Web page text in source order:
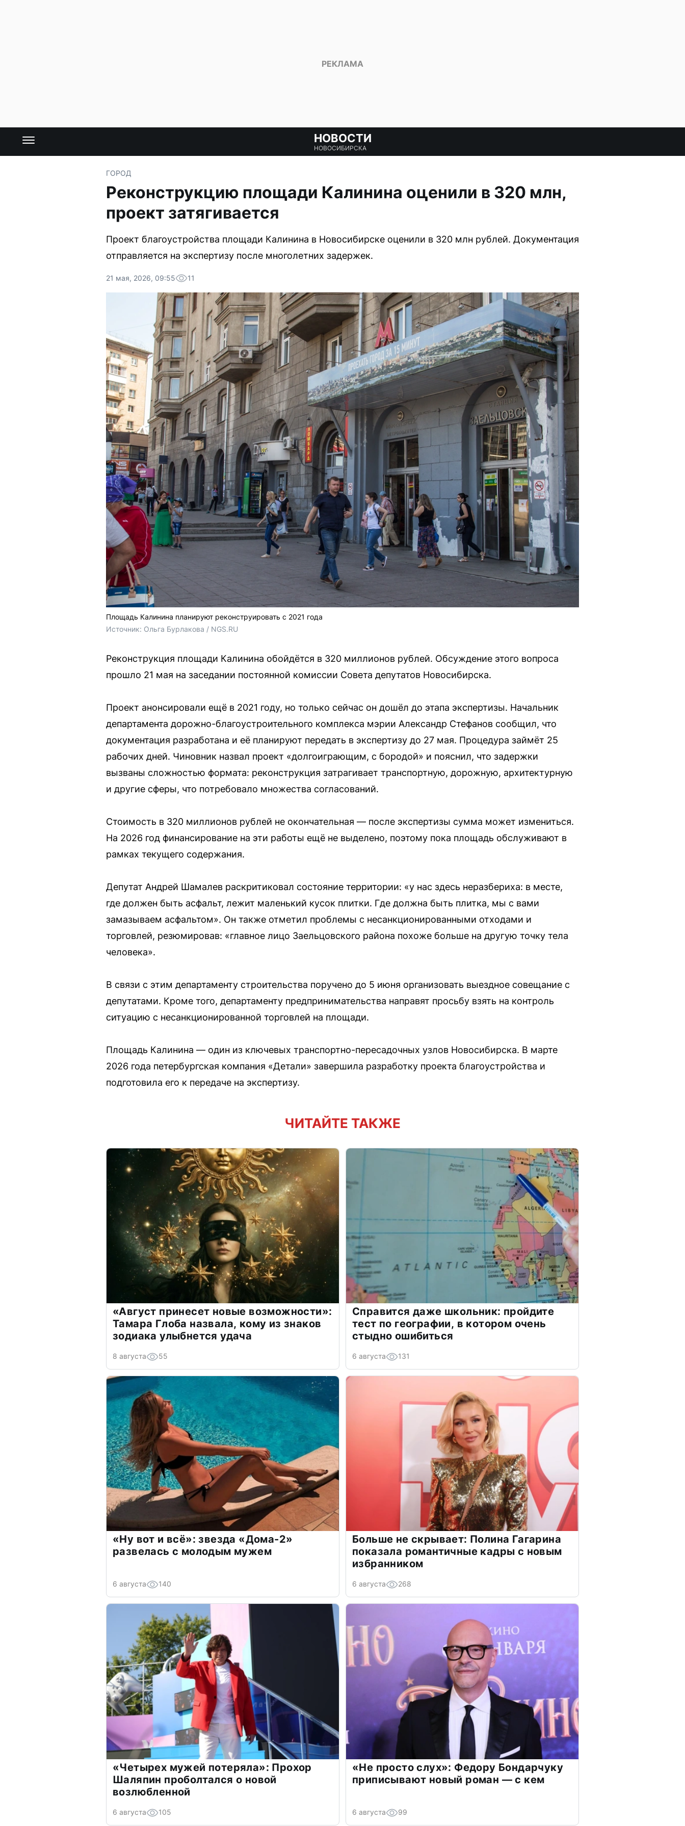
НОВОСТИ
НОВОСИБИРСКА
ГОРОД
Реконструкцию площади Калинина оценили в 320 млн,
проект затягивается
Проект благоустройства площади Калинина в Новосибирске оценили в 320 млн рублей. Документация
отправляется на экспертизу после многолетних задержек.
21 мая, 2026, 09:55 11
Площадь Калинина планируют реконструировать с 2021 года
Источник: Ольга Бурлакова / NGS.RU
Реконструкция площади Калинина обойдётся в 320 миллионов рублей. Обсуждение этого вопроса
прошло 21 мая на заседании постоянной комиссии Совета депутатов Новосибирска.
Проект анонсировали ещё в 2021 году, но только сейчас он дошёл до этапа экспертизы. Начальник
департамента дорожно-благоустроительного комплекса мэрии Александр Стефанов сообщил, что
документация разработана и её планируют передать в экспертизу до 27 мая. Процедура займёт 25
рабочих дней. Чиновник назвал проект «долгоиграющим, с бородой» и пояснил, что задержки
вызваны сложностью формата: реконструкция затрагивает транспортную, дорожную, архитектурную
и другие сферы, что потребовало множества согласований.
Стоимость в 320 миллионов рублей не окончательная — после экспертизы сумма может измениться.
На 2026 год финансирование на эти работы ещё не выделено, поэтому пока площадь обслуживают в
рамках текущего содержания.
Депутат Андрей Шамалев раскритиковал состояние территории: «у нас здесь неразбериха: в месте,
где должен быть асфальт, лежит маленький кусок плитки. Где должна быть плитка, мы с вами
замазываем асфальтом». Он также отметил проблемы с несанкционированными отходами и
торговлей, резюмировав: «главное лицо Заельцовского района похоже больше на другую точку тела
человека».
В связи с этим департаменту строительства поручено до 5 июня организовать выездное совещание с
депутатами. Кроме того, департаменту предпринимательства направят просьбу взять на контроль
ситуацию с несанкционированной торговлей на площади.
Площадь Калинина — один из ключевых транспортно-пересадочных узлов Новосибирска. В марте
2026 года петербургская компания «Детали» завершила разработку проекта благоустройства и
подготовила его к передаче на экспертизу.
ЧИТАЙТЕ ТАКЖЕ
«Август принесет новые возможности»:
Тамара Глоба назвала, кому из знаков
зодиака улыбнется удача
8 августа 55
Справится даже школьник: пройдите
тест по географии, в котором очень
стыдно ошибиться
6 августа 131
«Ну вот и всё»: звезда «Дома-2»
развелась с молодым мужем
6 августа 140
Больше не скрывает: Полина Гагарина
показала романтичные кадры с новым
избранником
6 августа 268
«Четырех мужей потеряла»: Прохор
Шаляпин проболтался о новой
возлюбленной
6 августа 105
«Не просто слух»: Федору Бондарчуку
приписывают новый роман — с кем
6 августа 99